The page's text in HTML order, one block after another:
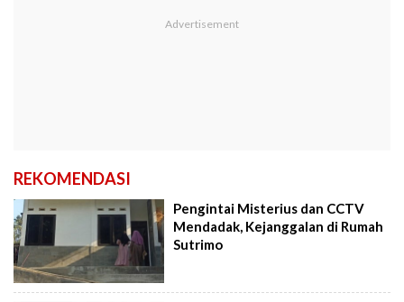
REKOMENDASI
Pengintai Misterius dan CCTV
Mendadak, Kejanggalan di Rumah
Sutrimo